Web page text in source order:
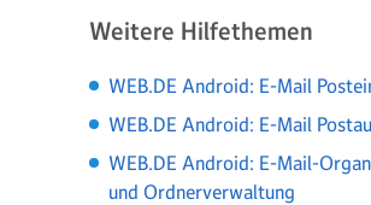
Weitere Hilfethemen
WEB.DE Android: E-Mail
WEB.DE Android: E-Mail
WEB.DE Android: E-Mail-
und Ordnerverwaltung